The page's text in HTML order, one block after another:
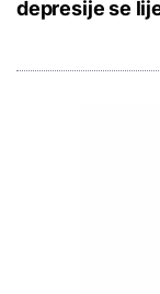
depresije se